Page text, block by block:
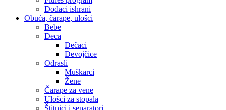
Dodaci ishrani
Obuća, čarape, ulošci
Bebe
Deca
Dečaci
Devojčice
Odrasli
Muškarci
Žene
Čarape za vene
Ulošci za stopala
Štitnici i separatori